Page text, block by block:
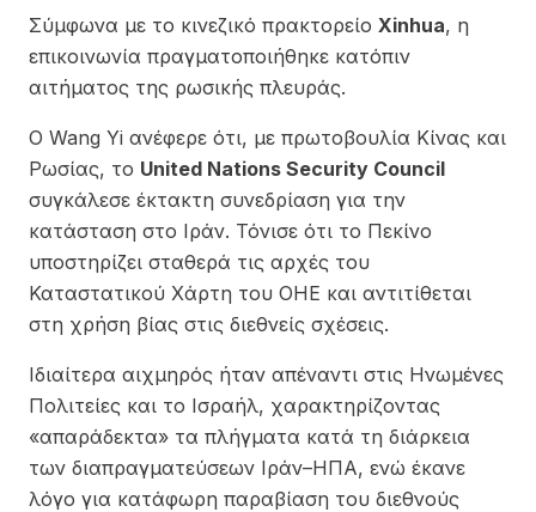
Σύμφωνα με το κινεζικό πρακτορείο Xinhua, η
επικοινωνία πραγματοποιήθηκε κατόπιν
αιτήματος της ρωσικής πλευράς.
Ο Wang Yi ανέφερε ότι, με πρωτοβουλία Κίνας και
Ρωσίας, το United Nations Security Council
συγκάλεσε έκτακτη συνεδρίαση για την
κατάσταση στο Ιράν. Τόνισε ότι το Πεκίνο
υποστηρίζει σταθερά τις αρχές του
Καταστατικού Χάρτη του ΟΗΕ και αντιτίθεται
στη χρήση βίας στις διεθνείς σχέσεις.
Ιδιαίτερα αιχμηρός ήταν απέναντι στις Ηνωμένες
Πολιτείες και το Ισραήλ, χαρακτηρίζοντας
«απαράδεκτα» τα πλήγματα κατά τη διάρκεια
των διαπραγματεύσεων Ιράν–ΗΠΑ, ενώ έκανε
λόγο για κατάφωρη παραβίαση του διεθνούς